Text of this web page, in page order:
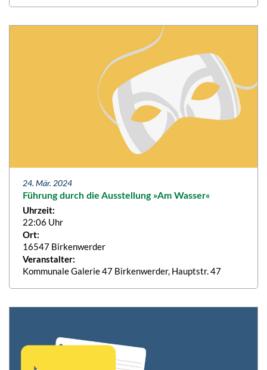
24. Mär. 2024
Führung durch die Ausstellung »Am Wasser«
Uhrzeit:
22:06 Uhr
Ort:
16547 Birkenwerder
Veranstalter:
Kommunale Galerie 47 Birkenwerder, Hauptstr. 47